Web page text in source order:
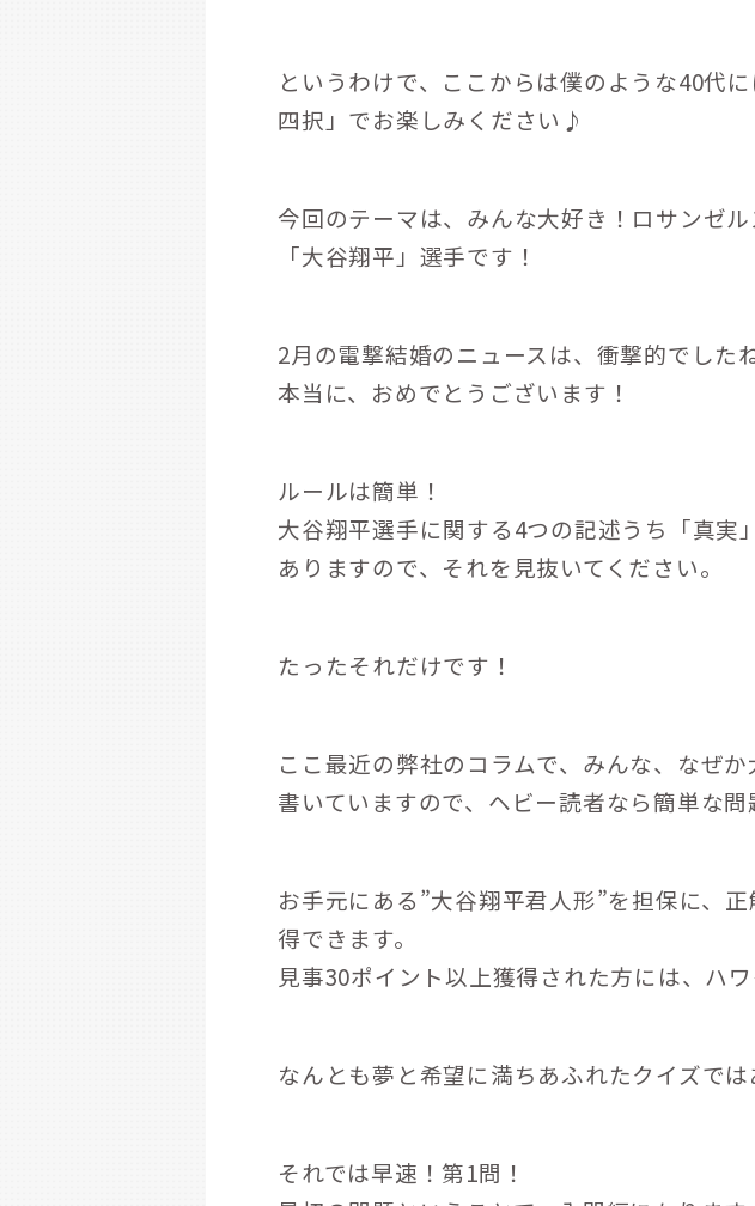
というわけで、ここからは僕のような40代
四択」でお楽しみください♪
今回のテーマは、みんな大好き！ロサンゼ
「大谷翔平」選手です！
2月の電撃結婚のニュースは、衝撃的でした
本当に、おめでとうございます！
ルールは簡単！
大谷翔平選手に関する4つの記述うち「真実
ありますので、それを見抜いてください。
たったそれだけです！
ここ最近の弊社のコラムで、みんな、なぜ
書いていますので、ヘビー読者なら簡単な問
お手元にある”大谷翔平君人形”を担保に、
得できます。
見事30ポイント以上獲得された方には、ハ
なんとも夢と希望に満ちあふれたクイズでは
それでは早速！第1問！